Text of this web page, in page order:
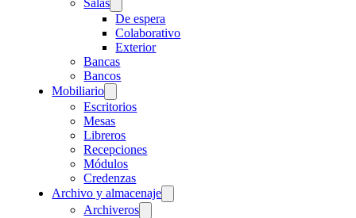
Salas
De espera
Colaborativo
Exterior
Bancas
Bancos
Mobiliario
Escritorios
Mesas
Libreros
Recepciones
Módulos
Credenzas
Archivo y almacenaje
Archiveros